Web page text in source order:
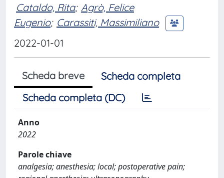
Cataldo, Rita; Agrò, Felice
Eugenio; Carassiti, Massimiliano
2022-01-01
Scheda breve
Scheda completa
Scheda completa (DC)
Anno
2022
Parole chiave
analgesia; anesthesia; local; postoperative pain;